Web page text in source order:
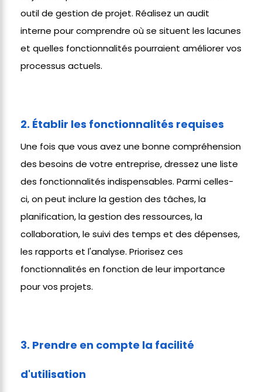
outil de gestion de projet. Réalisez un audit
interne pour comprendre où se situent les lacunes
et quelles fonctionnalités pourraient améliorer vos
processus actuels.
2. Établir les fonctionnalités requises
Une fois que vous avez une bonne compréhension
des besoins de votre entreprise, dressez une liste
des fonctionnalités indispensables. Parmi celles-
ci, on peut inclure la gestion des tâches, la
planification, la gestion des ressources, la
collaboration, le suivi des temps et des dépenses,
les rapports et l'analyse. Priorisez ces
fonctionnalités en fonction de leur importance
pour vos projets.
3. Prendre en compte la facilité
d'utilisation